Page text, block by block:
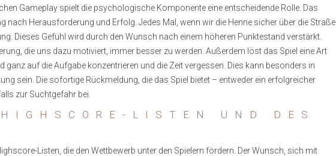
Gameplay spielt die psychologische Komponente eine entscheidende Rolle. Das
nach Herausforderung und Erfolg. Jedes Mal, wenn wir die Henne sicher über die Straße
Dieses Gefühl wird durch den Wunsch nach einem höheren Punktestand verstärkt.
die uns dazu motiviert, immer besser zu werden. Außerdem löst das Spiel eine Art
auf die Aufgabe konzentrieren und die Zeit vergessen. Dies kann besonders in
sein. Die sofortige Rückmeldung, die das Spiel bietet – entweder ein erfolgreicher
zur Suchtgefahr bei.
LISTEN UND DES
Listen, die den Wettbewerb unter den Spielern fördern. Der Wunsch, sich mit